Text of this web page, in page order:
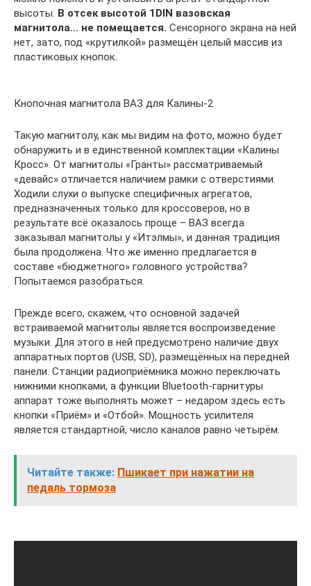
высоты. В отсек высотой 1DIN вазовская
магнитола… не помещается. Сенсорного экрана на ней
нет, зато, под «крутилкой» размещён целый массив из
пластиковых кнопок.
Кнопочная магнитола ВАЗ для Калины-2
Такую магнитолу, как мы видим на фото, можно будет
обнаружить и в единственной комплектации «Калины
Кросс». От магнитолы «Гранты» рассматриваемый
«девайс» отличается наличием рамки с отверстиями.
Ходили слухи о выпуске специфичных агрегатов,
предназначенных только для кроссоверов, но в
результате всё оказалось проще – ВАЗ всегда
заказывал магнитолы у «Итэлмы», и данная традиция
была продолжена. Что же именно предлагается в
составе «бюджетного» головного устройства?
Попытаемся разобраться.
Прежде всего, скажем, что основной задачей
встраиваемой магнитолы является воспроизведение
музыки. Для этого в ней предусмотрено наличие двух
аппаратных портов (USB, SD), размещённых на передней
панели. Станции радиоприёмника можно переключать
нижними кнопками, а функции Bluetooth-гарнитуры
аппарат тоже выполнять может – недаром здесь есть
кнопки «Приём» и «Отбой». Мощность усилителя
является стандартной, число каналов равно четырём.
Читайте также: Пшикает при нажатии на
педаль тормоза